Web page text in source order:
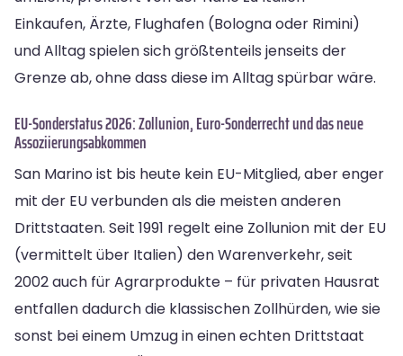
Einkaufen, Ärzte, Flughafen (Bologna oder Rimini)
und Alltag spielen sich größtenteils jenseits der
Grenze ab, ohne dass diese im Alltag spürbar wäre.
EU-Sonderstatus 2026: Zollunion, Euro-Sonderrecht und das neue
Assoziierungsabkommen
San Marino ist bis heute kein EU-Mitglied, aber enger
mit der EU verbunden als die meisten anderen
Drittstaaten. Seit 1991 regelt eine Zollunion mit der EU
(vermittelt über Italien) den Warenverkehr, seit
2002 auch für Agrarprodukte – für privaten Hausrat
entfallen dadurch die klassischen Zollhürden, wie sie
sonst bei einem Umzug in einen echten Drittstaat